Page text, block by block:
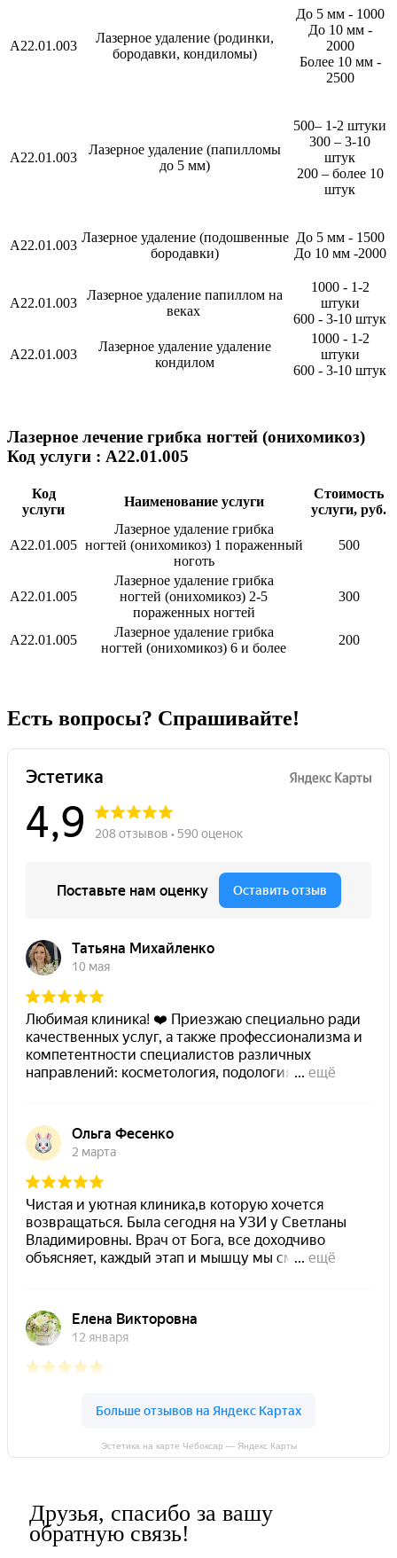
А22.01.003
Лазерное удаление (родинки,
бородавки, кондиломы)
До 5 мм - 1000
До 10 мм -
2000
Более 10 мм -
2500
А22.01.003
Лазерное удаление (папилломы
до 5 мм)
500– 1-2 штуки
300 – 3-10
штук
200– более 10
штук
А22.01.003
Лазерное удаление (подошвенные
бородавки)
До 5 мм - 1500
До 10 мм -2000
А22.01.003
Лазерное удаление папиллом на
веках
1000 - 1-2
штуки
600 - 3-10 штук
А22.01.003
Лазерное удаление удаление
кондилом
1000 - 1-2
штуки
600 - 3-10 штук
Лазерное лечение грибка ногтей (онихомикоз)
Код услуги : А22.01.005
Код
услуги
Наименование услуги
Стоимость
услуги, руб.
А22.01.005
Лазерное удаление грибка
ногтей (онихомикоз) 1 пораженный
ноготь
500
А22.01.005
Лазерное удаление грибка
ногтей (онихомикоз) 2-5
пораженных ногтей
300
А22.01.005
Лазерное удаление грибка
ногтей (онихомикоз) 6 и более
200
Есть вопросы? Спрашивайте!
Эстетика на карте Чебоксар — Яндекс Карты
Друзья, спасибо за вашу
обратную связь!